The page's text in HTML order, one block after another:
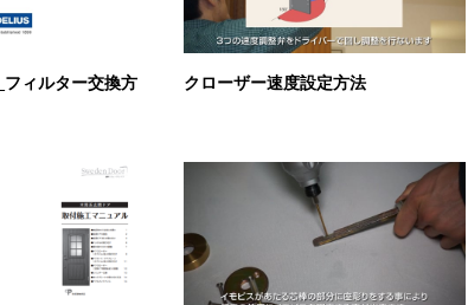
ィルター交換⽅
クローザー速度設定方法